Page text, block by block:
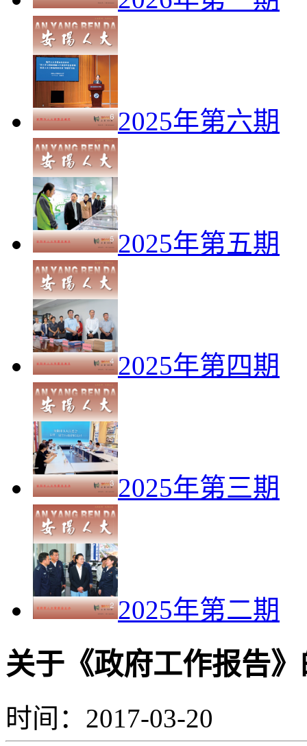
2025年第六期
2025年第五期
2025年第四期
2025年第三期
2025年第二期
关于《政府工作报告
时间：2017-03-20